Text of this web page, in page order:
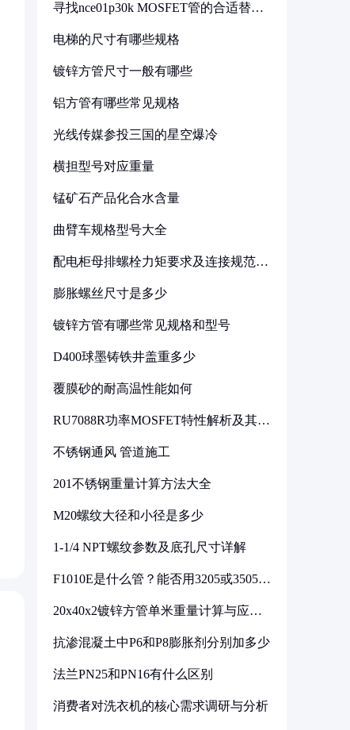
寻找nce01p30k MOSFET管的合适替代
电梯的尺寸有哪些规格
镀锌方管尺寸一般有哪些
铝方管有哪些常见规格
光线传媒参投三国的星空爆冷
横担型号对应重量
锰矿石产品化合水含量
曲臂车规格型号大全
配电柜母排螺栓力矩要求及连接规范详
膨胀螺丝尺寸是多少
镀锌方管有哪些常见规格和型号
D400球墨铸铁井盖重多少
覆膜砂的耐高温性能如何
RU7088R功率MOSFET特性解析及其在
不锈钢通风 管道施工
201不锈钢重量计算方法大全
M20螺纹大径和小径是多少
1-1/4 NPT螺纹参数及底孔尺寸详解
F1010E是什么管？能否用3205或3505代
20x40x2镀锌方管单米重量计算与应用
抗渗混凝土中P6和P8膨胀剂分别加多少
法兰PN25和PN16有什么区别
消费者对洗衣机的核心需求调研与分析